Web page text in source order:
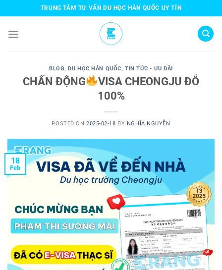
to
content
TRUNG TÂM TƯ VẤN DU HỌC HÀN QUỐC UY TÍN
BLOG,DU HỌC HÀN QUỐC, TIN TỨC - ƯU ĐÃI
CHẤN ĐỘNG
VISA CHEONGJU ĐỖ
100%
POSTED ON 2025-02-18 BY NGHĨA NGUYỄN
18
Feb